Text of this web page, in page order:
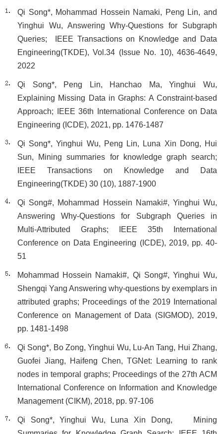
Qi Song*, Mohammad Hossein Namaki, Peng Lin, and
Yinghui Wu, Answering Why-Questions for Subgraph
Queries; IEEE Transactions on Knowledge and Data
Engineering(TKDE), Vol.34 (Issue No. 10), 4636-4649,
2022
Qi Song*, Peng Lin, Hanchao Ma, Yinghui Wu,
Explaining Missing Data in Graphs: A Constraint-based
Approach; IEEE 36th International Conference on Data
Engineering (ICDE), 2021, pp. 1476-1487
Qi Song*, Yinghui Wu, Peng Lin, Luna Xin Dong, Hui
Sun, Mining summaries for knowledge graph search;
IEEE Transactions on Knowledge and Data
Engineering(TKDE) 30 (10), 1887-1900
Qi Song#, Mohammad Hossein Namaki#, Yinghui Wu,
Answering Why-Questions for Subgraph Queries in
Multi-Attributed Graphs; IEEE 35th International
Conference on Data Engineering (ICDE), 2019, pp. 40-
51
Mohammad Hossein Namaki#, Qi Song#, Yinghui Wu,
Shengqi Yang Answering why-questions by exemplars in
attributed graphs; Proceedings of the 2019 International
Conference on Management of Data (SIGMOD), 2019,
pp. 1481-1498
Qi Song*, Bo Zong, Yinghui Wu, Lu-An Tang, Hui Zhang,
Guofei Jiang, Haifeng Chen, TGNet: Learning to rank
nodes in temporal graphs; Proceedings of the 27th ACM
International Conference on Information and Knowledge
Management (CIKM), 2018, pp. 97-106
Qi Song*, Yinghui Wu, Luna Xin Dong, Mining